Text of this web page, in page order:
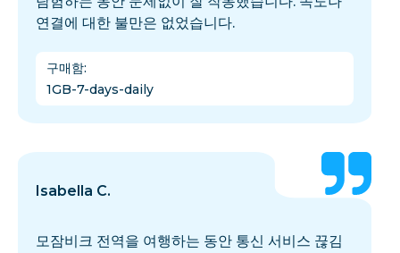
연결에 대한 불만은 없었습니다.
구매함:
1GB-7-days-daily
Isabella C.
모잠비크 전역을 여행하는 동안 통신 서비스 끊김